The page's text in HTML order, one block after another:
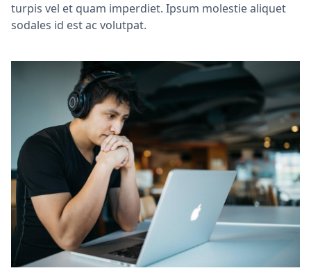
turpis vel et quam imperdiet. Ipsum molestie aliquet
sodales id est ac volutpat.